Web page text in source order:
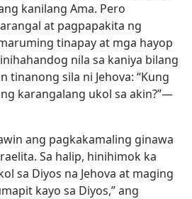
kanilang Ama. Pero
at pagpapakita ng
tinapay at mga hayop
nila sa kaniya bilang
tinanong sila ni Jehova: “Kung
karangalang ukol sa akin?”​—
ang pagkakamaling ginawa
Sa halip, hinihimok ka
sa Diyos na Jehova at maging
kayo sa Diyos,” ang